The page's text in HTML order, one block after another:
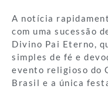
A notícia
com uma sucessão
Divino Pai Eterno,
simples de fé e
evento religioso do
Brasil e a única